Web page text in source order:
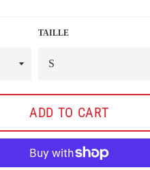
TAILLE
ADD TO CART